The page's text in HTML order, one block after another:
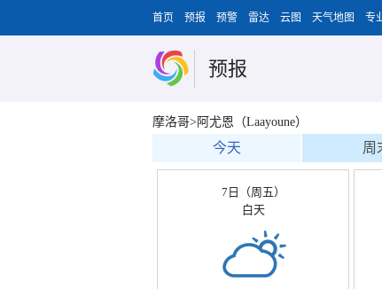
首页 预报 预警 雷达 云图 天气地图 专
预报
摩洛哥>阿尤恩（Laayoune）
今天 周
7日（周五）
白天